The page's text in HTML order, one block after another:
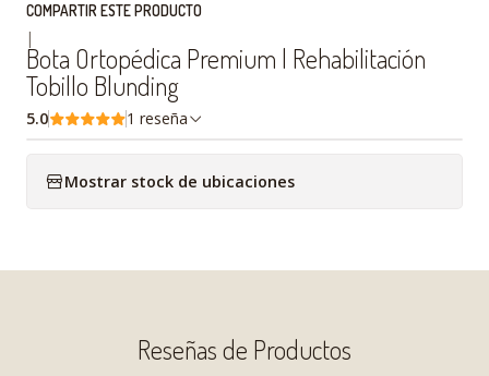
COMPARTIR ESTE PRODUCTO
|
Bota Ortopédica Premium | Rehabilitación
Tobillo Blunding
5.0 1 reseña
Mostrar stock de ubicaciones
Reseñas de Productos